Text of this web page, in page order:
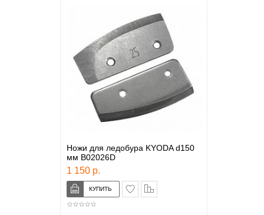
Ножи для ледобура KYODA d150
мм B02026D
1 150 р.
в закладки